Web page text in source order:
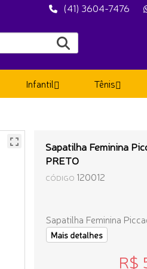
(41) 3604-7476
Infantil Tênis
Sapatilha Feminina
PRETO
CÓDIGO 120012
Sapatilha Feminina
Mais detalhes
R$